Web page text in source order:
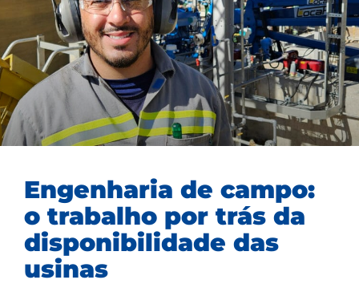
Engenharia de campo:
o trabalho por trás da
disponibilidade das
usinas